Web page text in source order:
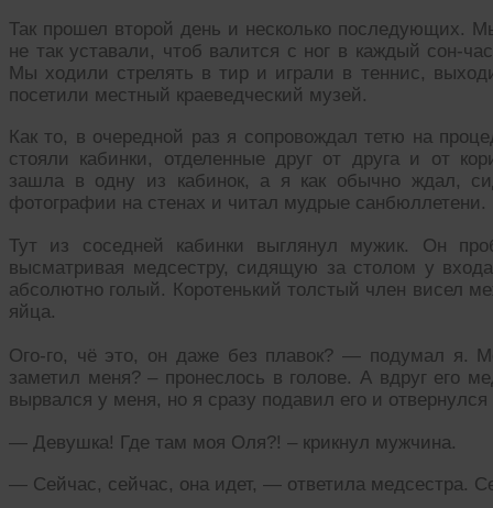
Так прошел второй день и несколько последующих.
не так уставали, чтоб валится с ног в каждый сон-
Мы ходили стрелять в тир и играли в теннис,
посетили местный краеведческий музей.
Как то, в очередной раз я сопровождал тетю на
стояли кабинки, отделенные друг от друга и от
зашла в одну из кабинок, а я как обычно ждал,
фотографии на стенах и читал мудрые санбюллетени.
Тут из соседней кабинки выглянул мужик. Он
высматривая медсестру, сидящую за столом у
абсолютно голый. Коротенький толстый член висел
яйца.
Ого-го, чё это, он даже без плавок? — подумал я.
заметил меня? – пронеслось в голове. А вдруг его
вырвался у меня, но я сразу подавил его и отвернулся
— Девушка! Где там моя Оля?! – крикнул мужчина.
— Сейчас, сейчас, она идет, — ответила медсестра.